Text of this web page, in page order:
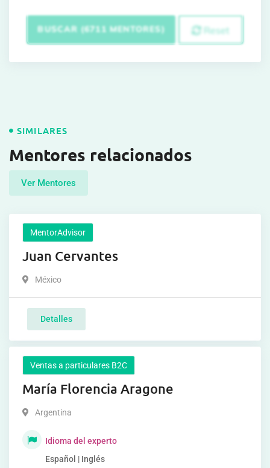
BUSCAR (6711 MENTORES) Reset
SIMILARES
Mentores relacionados
Ver Mentores
MentorAdvisor
Juan Cervantes
México
Detalles
Ventas a particulares B2C
María Florencia Aragone
Argentina
Idioma del experto
Español | Inglés